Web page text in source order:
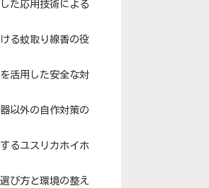
た応用技術による
る蚊取り線香の役
活用した安全な対
以外の自作対策の
るユスリカホイホ
び方と環境の整え